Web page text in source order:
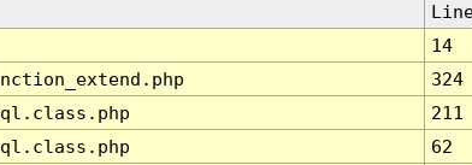
14
324
211
62